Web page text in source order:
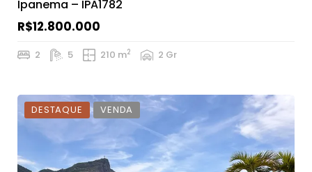
Ipanema – IPA1782
R$12.800.000
2 5 210 m2 2 Gr
DESTAQUE VENDA